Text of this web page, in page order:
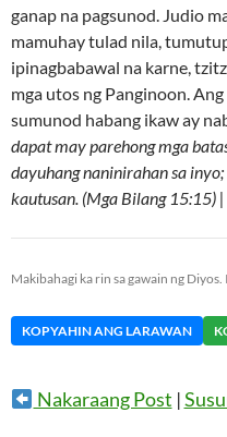
ganap na pagsunod. Judio
mamuhay tulad nila,
ipinagbabawal na karne,
mga utos ng Panginoon.
sumunod habang ikaw ay
dapat may parehong mga
dayuhang naninirahan sa
kautusan. (Mga Bilang 15:15)
Makibahagi ka rin sa gawain ng
KOPYAHIN ANG LARAWAN
Nakaraang Post |